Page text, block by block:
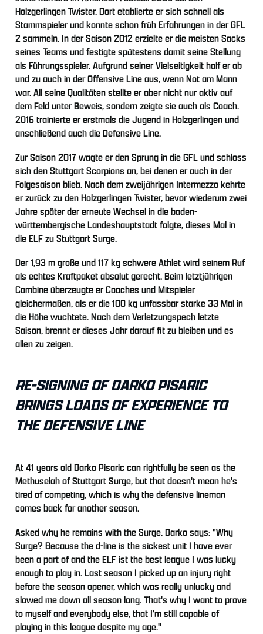
Holzgerlingen Twister. Dort etablierte er sich schnell als
Stammspieler und konnte schon früh Erfahrungen in der GFL
2 sammeln. In der Saison 2012 erzielte er die meisten Sacks
seines Teams und festigte spätestens damit seine Stellung
als Führungsspieler. Aufgrund seiner Vielseitigkeit half er ab
und zu auch in der Offensive Line aus, wenn Not am Mann
war. All seine Qualitäten stellte er aber nicht nur aktiv auf
dem Feld unter Beweis, sondern zeigte sie auch als Coach.
2016 trainierte er erstmals die Jugend in Holzgerlingen und
anschließend auch die Defensive Line.
Zur Saison 2017 wagte er den Sprung in die GFL und schloss
sich den Stuttgart Scorpions an, bei denen er auch in der
Folgesaison blieb. Nach dem zweijährigen Intermezzo kehrte
er zurück zu den Holzgerlingen Twister, bevor wiederum zwei
Jahre später der erneute Wechsel in die baden-
württembergische Landeshauptstadt folgte, dieses Mal in
die ELF zu Stuttgart Surge.
Der 1,93 m große und 117 kg schwere Athlet wird seinem Ruf
als echtes Kraftpaket absolut gerecht. Beim letztjährigen
Combine überzeugte er Coaches und Mitspieler
gleichermaßen, als er die 100 kg unfassbar starke 33 Mal in
die Höhe wuchtete. Nach dem Verletzungspech letzte
Saison, brennt er dieses Jahr darauf fit zu bleiben und es
allen zu zeigen.
RE-SIGNING OF DARKO PISARIC
BRINGS LOADS OF EXPERIENCE TO
THE DEFENSIVE LINE
At 41 years old Darko Pisaric can rightfully be seen as the
Methuselah of Stuttgart Surge, but that doesn't mean he's
tired of competing, which is why the defensive lineman
comes back for another season.
Asked why he remains with the Surge, Darko says: "Why
Surge? Because the d-line is the sickest unit I have ever
been a part of and the ELF ist the best league I was lucky
enough to play in. Last season I picked up an injury right
before the season opener, which was really unlucky and
slowed me down all season long. That's why I want to prove
to myself and everybody else, that I'm still capable of
playing in this league despite my age."